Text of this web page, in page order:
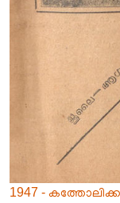
1947 -